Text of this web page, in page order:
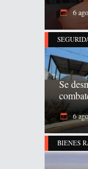
6
Se
6
BIENES